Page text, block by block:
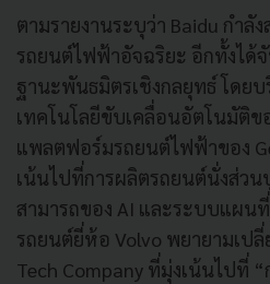
ตามรายงานระบุว่า Baidu กำลั
รถยนต์ไฟฟ้าอัจฉริยะ อีกทั้งได้
ฐานะพันธมิตรเชิงกลยุทธ์ โดย
เทคโนโลยีขับเคลื่อนอัตโนมัติข
แพลตฟอร์มรถยนต์ไฟฟ้าของ
เน้นไปที่การผลิตรถยนต์นั่งส่ว
สามารถของ AI และระบบแผน
รถยนต์ยี่ห้อ Volvo พยายามเป
Tech Company ที่มุ่งเน้นไปที่